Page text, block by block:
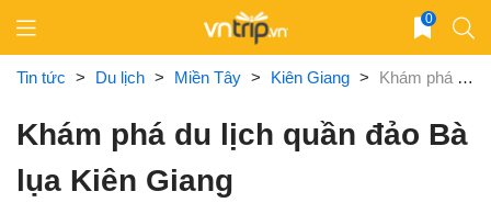
content
0
Tin tức > Du lịch > Miền Tây > Kiên Giang > Khám phá du lịch quần đảo Bà lụa Kiên Giang
Khám phá du lịch quần đảo Bà
lụa Kiên Giang